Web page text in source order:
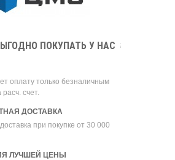
ПОКУПАТЬ У НАС
оплату только безналичным
счет.
ДОСТАВКА
при покупке от 30 000
ЛУЧШЕЙ ЦЕНЫ